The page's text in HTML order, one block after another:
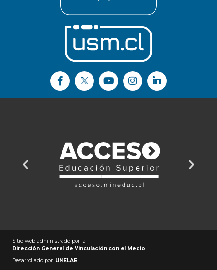
Sitio web administrado por la
Dirección General de Vinculación con el Medio
Desarrollado por UNELAB